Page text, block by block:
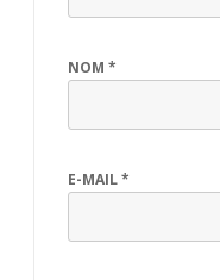
NOM *
E-MAIL*